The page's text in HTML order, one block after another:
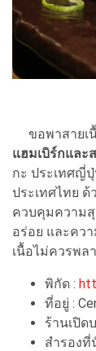
ขอพาสายเ
แฮมเบิร์กและ
กะ ประเทศญี่
ประเทศไทย ด้
ควบคุมความสุ
อร่อย และคว
เนื้อไม่ควรพล
พิกัด :
ที่อยู่ :
ร้านเปิด
สำรองที่